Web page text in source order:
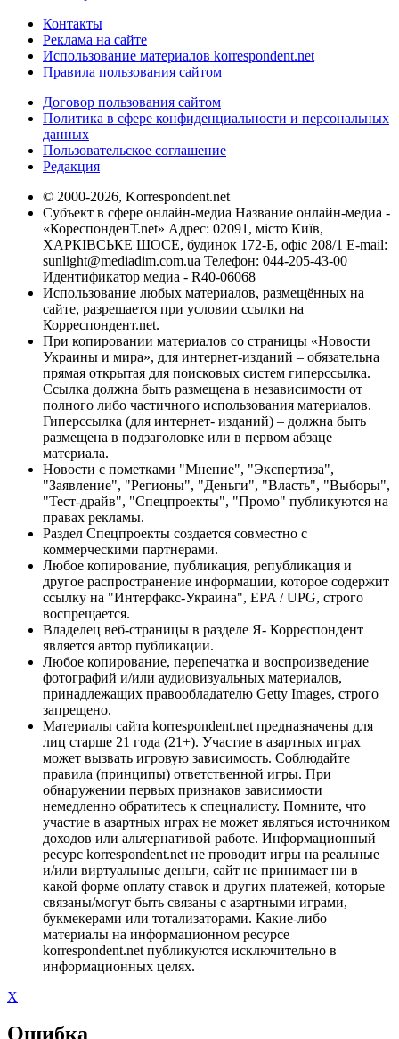
Контакты
Реклама на сайте
Использование материалов korrespondent.net
Правила пользования сайтом
Договор пользования сайтом
Политика в сфере конфиденциальности и персональных
данных
Пользовательское соглашение
Редакция
© 2000-2026, Korrespondent.net
Субъект в сфере онлайн-медиа Название онлайн-медиа -
«КореспонденТ.net» Адрес: 02091, місто Київ,
ХАРКІВСЬКЕ ШОСЕ, будинок 172-Б, офіс 208/1 E-mail:
sunlight@mediadim.com.ua Телефон: 044-205-43-00
Идентификатор медиа - R40-06068
Использование любых материалов, размещённых на
сайте, разрешается при условии ссылки на
Корреспондент.net.
При копировании материалов со страницы «Новости
Украины и мира», для интернет-изданий – обязательна
прямая открытая для поисковых систем гиперссылка.
Ссылка должна быть размещена в независимости от
полного либо частичного использования материалов.
Гиперссылка (для интернет- изданий) – должна быть
размещена в подзаголовке или в первом абзаце
материала.
Новости с пометками "Мнение", "Экспертиза",
"Заявление", "Регионы", "Деньги", "Власть", "Выборы",
"Тест-драйв", "Спецпроекты", "Промо" публикуются на
правах рекламы.
Раздел Спецпроекты создается совместно с
коммерческими партнерами.
Любое копирование, публикация, републикация и
другое распространение информации, которое содержит
ссылку на "Интерфакс-Украина", EPA / UPG, строго
воспрещается.
Владелец веб-страницы в разделе Я- Корреспондент
является автор публикации.
Любое копирование, перепечатка и воспроизведение
фотографий и/или аудиовизуальных материалов,
принадлежащих правообладателю Getty Images, строго
запрещено.
Материалы сайта korrespondent.net предназначены для
лиц старше 21 года (21+). Участие в азартных играх
может вызвать игровую зависимость. Соблюдайте
правила (принципы) ответственной игры. При
обнаружении первых признаков зависимости
немедленно обратитесь к специалисту. Помните, что
участие в азартных играх не может являться источником
доходов или альтернативой работе. Информационный
ресурс korrespondent.net не проводит игры на реальные
и/или виртуальные деньги, сайт не принимает ни в
какой форме оплату ставок и других платежей, которые
связаны/могут быть связаны с азартными играми,
букмекерами или тотализаторами. Какие-либо
материалы на информационном ресурсе
korrespondent.net публикуются исключительно в
информационных целях.
X
Ошибка